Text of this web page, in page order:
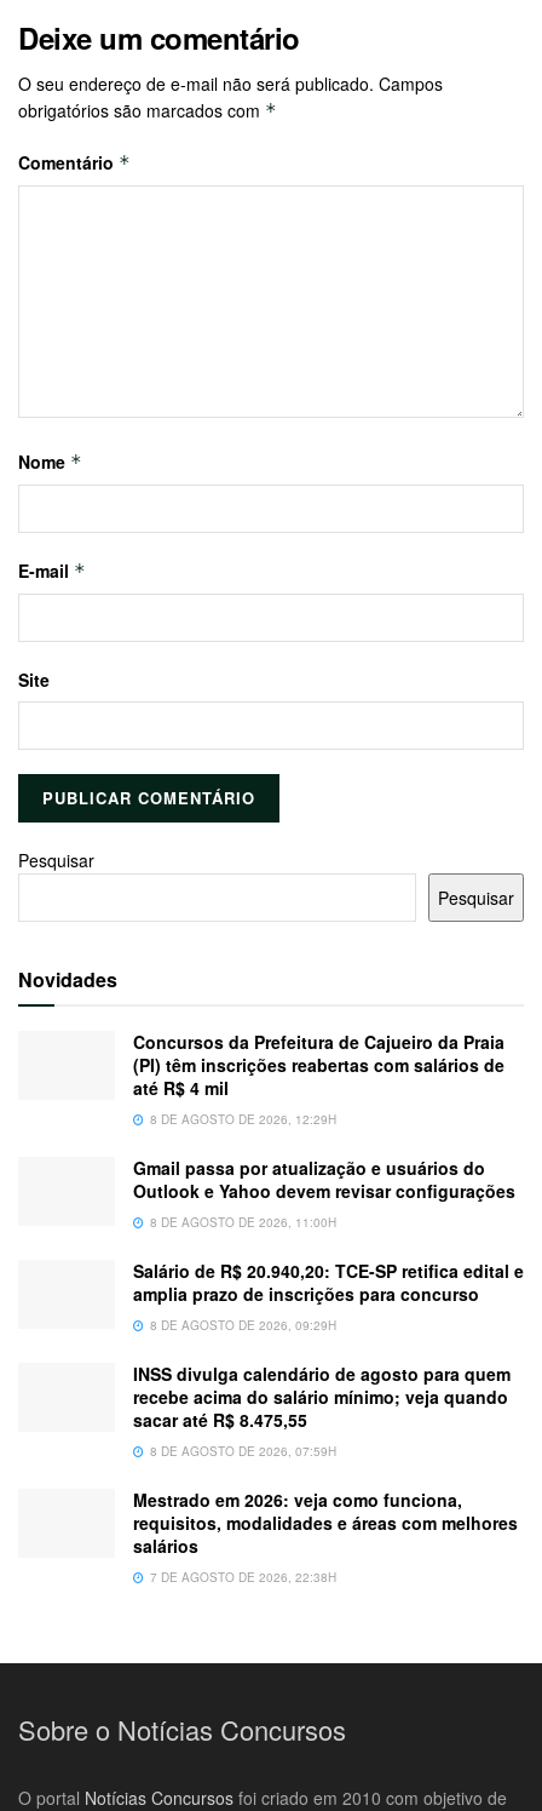
Deixe um comentário
O seu endereço de e-mail não será publicado. Campos
obrigatórios são marcados com *
Comentário *
Nome *
E-mail *
Site
Pesquisar
Pesquisar
Novidades
Concursos da Prefeitura de Cajueiro da Praia
(PI) têm inscrições reabertas com salários de
até R$ 4 mil
8 DE AGOSTO DE 2026, 12:29H
Gmail passa por atualização e usuários do
Outlook e Yahoo devem revisar configurações
8 DE AGOSTO DE 2026, 11:00H
Salário de R$ 20.940,20: TCE-SP retifica edital e
amplia prazo de inscrições para concurso
8 DE AGOSTO DE 2026, 09:29H
INSS divulga calendário de agosto para quem
recebe acima do salário mínimo; veja quando
sacar até R$ 8.475,55
8 DE AGOSTO DE 2026, 07:59H
Mestrado em 2026: veja como funciona,
requisitos, modalidades e áreas com melhores
salários
7 DE AGOSTO DE 2026, 22:38H
Sobre o Notícias Concursos
O portal Notícias Concursos foi criado em 2010 com objetivo de